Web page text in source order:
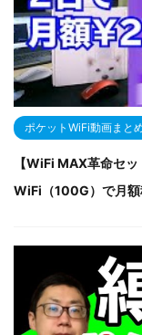
ポケットWiFi動画まと
【WiFi MAX革命セ
WiFi（100G）で月